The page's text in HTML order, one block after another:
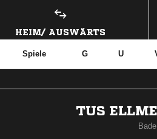
HEIM/ AUSWÄRTS
Spiele G U
TUS